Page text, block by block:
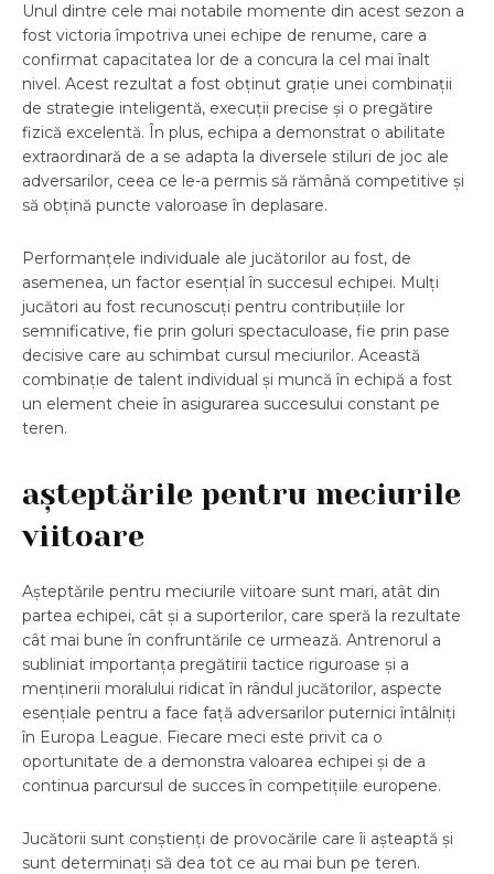
Unul dintre cele mai notabile momente din acest sezon a
fost victoria împotriva unei echipe de renume, care a
confirmat capacitatea lor de a concura la cel mai înalt
nivel. Acest rezultat a fost obținut grație unei combinații
de strategie inteligentă, execuții precise și o pregătire
fizică excelentă. În plus, echipa a demonstrat o abilitate
extraordinară de a se adapta la diversele stiluri de joc ale
adversarilor, ceea ce le-a permis să rămână competitive și
să obțină puncte valoroase în deplasare.
Performanțele individuale ale jucătorilor au fost, de
asemenea, un factor esențial în succesul echipei. Mulți
jucători au fost recunoscuți pentru contribuțiile lor
semnificative, fie prin goluri spectaculoase, fie prin pase
decisive care au schimbat cursul meciurilor. Această
combinație de talent individual și muncă în echipă a fost
un element cheie în asigurarea succesului constant pe
teren.
așteptările pentru meciurile
viitoare
Așteptările pentru meciurile viitoare sunt mari, atât din
partea echipei, cât și a suporterilor, care speră la rezultate
cât mai bune în confruntările ce urmează. Antrenorul a
subliniat importanța pregătirii tactice riguroase și a
menținerii moralului ridicat în rândul jucătorilor, aspecte
esențiale pentru a face față adversarilor puternici întâlniți
în Europa League. Fiecare meci este privit ca o
oportunitate de a demonstra valoarea echipei și de a
continua parcursul de succes în competițiile europene.
Jucătorii sunt conștienți de provocările care îi așteaptă și
sunt determinați să dea tot ce au mai bun pe teren.